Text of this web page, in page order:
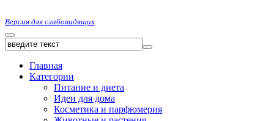
Версия для слабовидящих
Главная
Категории
Питание и диета
Идеи для дома
Косметика и парфюмерия